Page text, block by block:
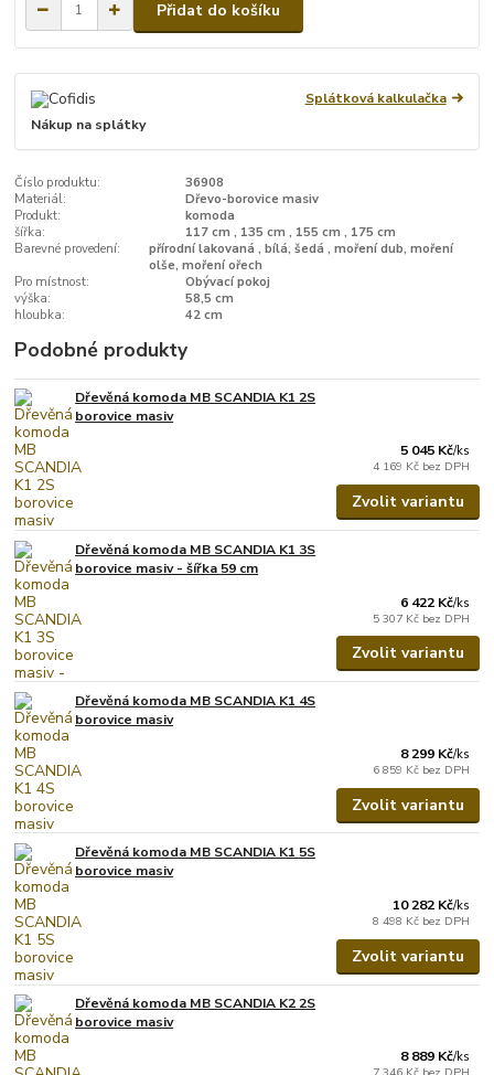
Přidat do košíku
Splátková kalkulačka
Nákup na splátky
Číslo produktu:
36908
Materiál:
Dřevo-borovice masiv
Produkt:
komoda
šířka:
117 cm , 135 cm , 155 cm , 175 cm
Barevné provedení:
přírodní lakovaná , bílá, šedá , moření dub, moření
olše, moření ořech
Pro místnost:
Obývací pokoj
výška:
58,5 cm
hloubka:
42 cm
Podobné produkty
Dřevěná komoda MB SCANDIA K1 2S
borovice masiv
5 045 Kč/ks
4 169 Kč bez DPH
Zvolit variantu
Dřevěná komoda MB SCANDIA K1 3S
borovice masiv - šířka 59 cm
6 422 Kč/ks
5 307 Kč bez DPH
Zvolit variantu
Dřevěná komoda MB SCANDIA K1 4S
borovice masiv
8 299 Kč/ks
6 859 Kč bez DPH
Zvolit variantu
Dřevěná komoda MB SCANDIA K1 5S
borovice masiv
10 282 Kč/ks
8 498 Kč bez DPH
Zvolit variantu
Dřevěná komoda MB SCANDIA K2 2S
borovice masiv
8 889 Kč/ks